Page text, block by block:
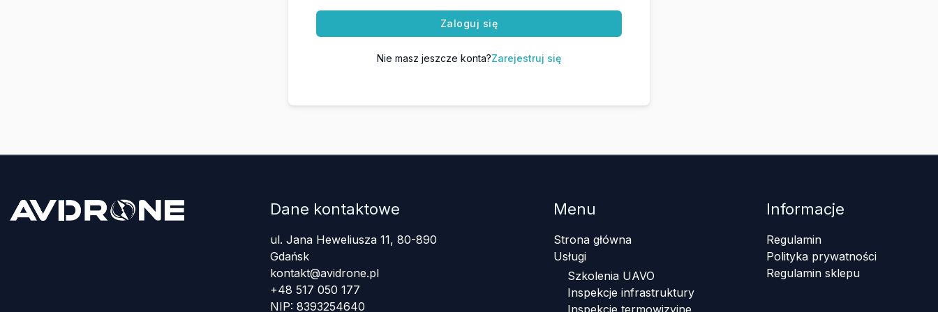
Zaloguj się
Nie masz jeszcze konta?Zarejestruj się
Dane kontaktowe
ul. Jana Heweliusza 11, 80-890
Gdańsk
kontakt@avidrone.pl
+48 517 050 177
NIP: 8393254640
Menu
Strona główna
Usługi
Szkolenia UAVO
Inspekcje infrastruktury
Informacje
Regulamin
Polityka prywatności
Regulamin sklepu